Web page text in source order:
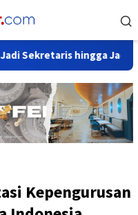
hingga Jadi Elite
Kepengurusan